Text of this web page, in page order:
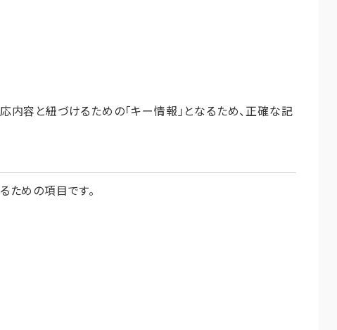
容と紐づけるための「キー情報」となるため、正確な記
めの項目です。